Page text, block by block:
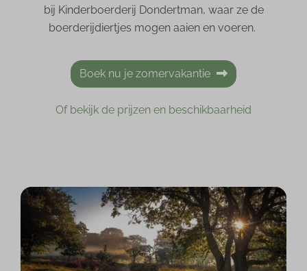
bij Kinderboerderij Dondertman, waar ze de
boerderijdiertjes mogen aaien en voeren.
Boek nu je zomervakantie
Of bekijk de prijzen en beschikbaarheid